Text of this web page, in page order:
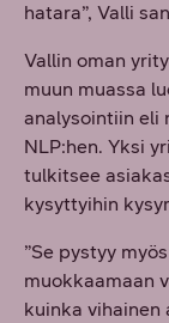
hatara”, Valli
Vallin oman
muun muassa
analysointiin eli
NLP:hen. Yksi
tulkitsee
kysyttyihin
”Se pystyy
muokkaamaan
kuinka vihainen